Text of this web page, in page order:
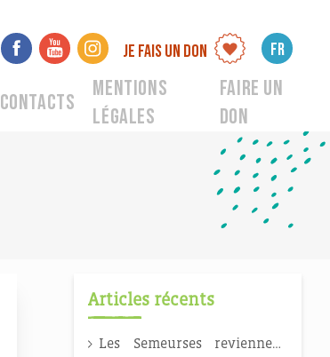
Je fais un don FR
Contacts
Mentions
légales
Faire un
don
Articles récents
Les Semeurses reviennent